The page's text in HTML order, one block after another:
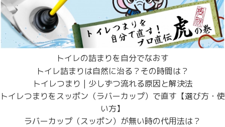
トイレの詰まりを自分でなおす
トイレ詰まりは自然に治る？その時間は？
トイレつまり | 少しずつ流れる原因と解決法
トイレつまりをスッポン（ラバーカップ）で直す【選び方・使
い方】
ラバーカップ（スッポン）が無い時の代用法は？